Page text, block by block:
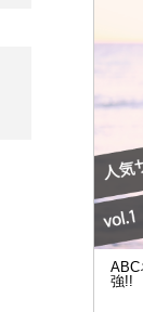
ABC
強!!